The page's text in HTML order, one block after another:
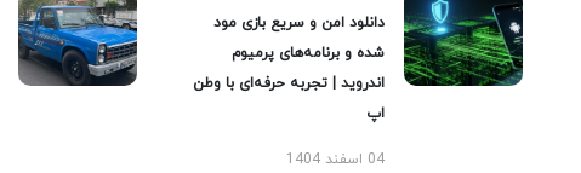
دانلود امن و سریع بازی مود
شده و برنامه‌های پرمیوم
اندروید | تجربه حرفه‌ای با وطن
اپ
04 اسفند 1404